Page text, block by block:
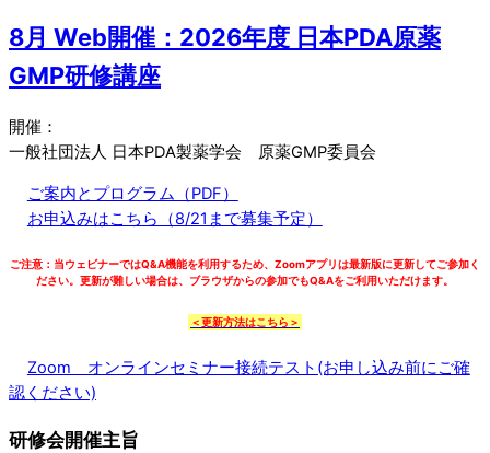
8月 Web開催：2026年度 日本PDA原薬
GMP研修講座
開催：
一般社団法人 日本PDA製薬学会 原薬GMP委員会
ご案内とプログラム（PDF）
お申込みはこちら（8/21まで募集予定）
ご注意：当ウェビナーではQ&A機能を利用するため、Zoomアプリは最新版に更新してご参加く
ださい。更新が難しい場合は、ブラウザからの参加でもQ&Aをご利用いただけます。
＜更新方法はこちら＞
Zoom オンラインセミナー接続テスト(お申し込み前にご確
認ください)
研修会開催主旨